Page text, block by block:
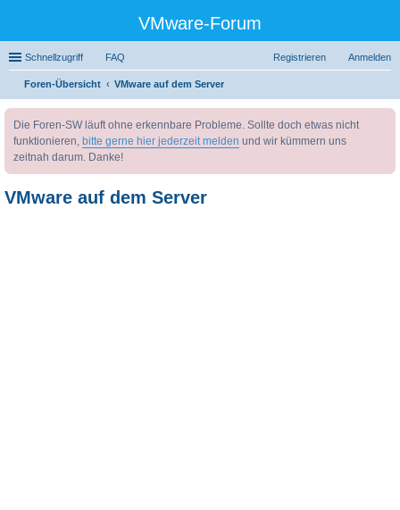
VMware-Forum
Schnellzugriff FAQ Anmelden
Registrieren
Foren-Übersicht
VMware auf dem Server
Die Foren-SW läuft ohne erkennbare Probleme. Sollte doch etwas nicht
funktionieren, bitte gerne hier jederzeit melden und wir kümmern uns
zeitnah darum. Danke!
VMware auf dem Server